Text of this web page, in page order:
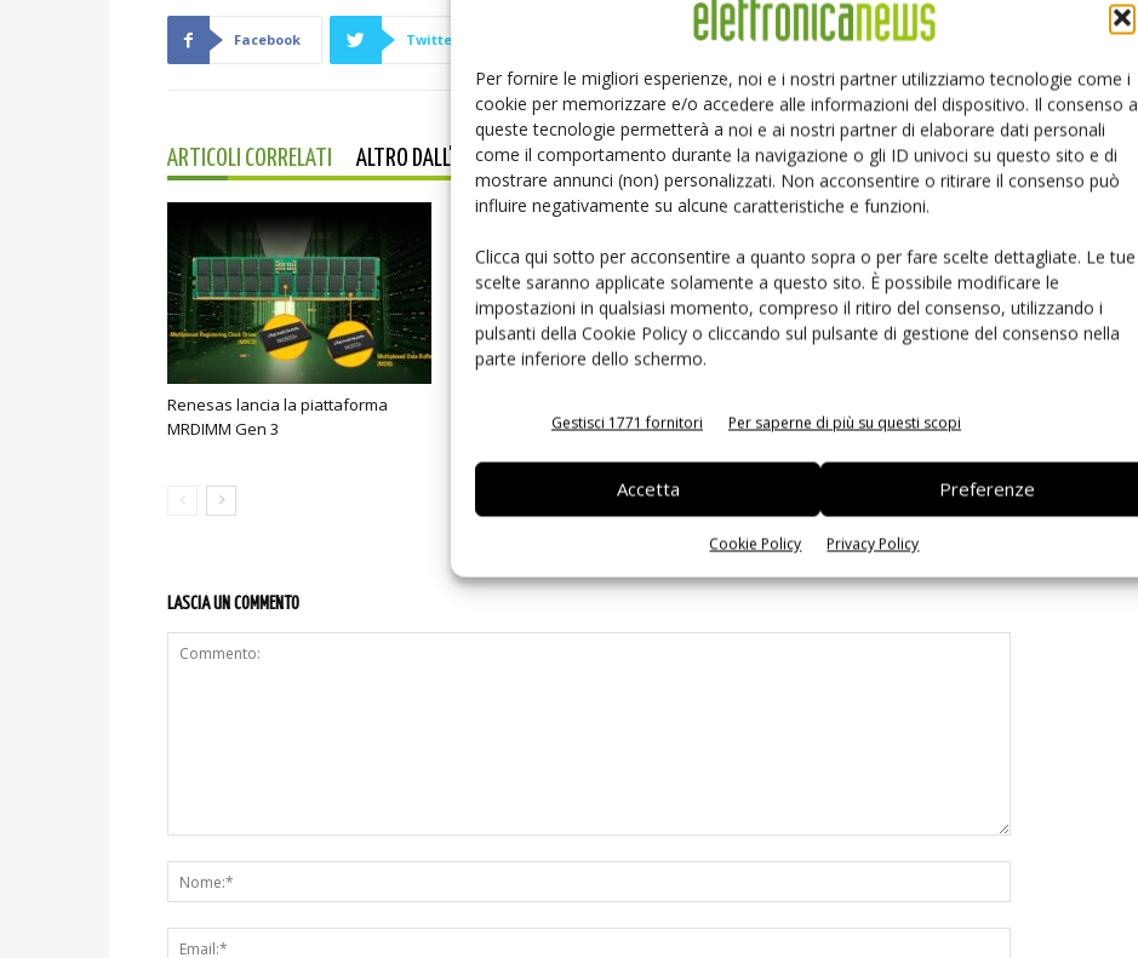
Per fornire le migliori esperienze, noi e i nostri partner utilizziamo tecnologie come i
cookie per memorizzare e/o accedere alle informazioni del dispositivo. Il consenso a
queste tecnologie permetterà a noi e ai nostri partner di elaborare dati personali
come il comportamento durante la navigazione o gli ID univoci su questo sito e di
mostrare annunci (non) personalizzati. Non acconsentire o ritirare il consenso può
influire negativamente su alcune caratteristiche e funzioni.
Clicca qui sotto per acconsentire a quanto sopra o per fare scelte dettagliate. Le tue
scelte saranno applicate solamente a questo sito. È possibile modificare le
impostazioni in qualsiasi momento, compreso il ritiro del consenso, utilizzando i
pulsanti della Cookie Policy o cliccando sul pulsante di gestione del consenso nella
parte inferiore dello schermo.
Gestisci 1771 fornitori Per saperne di più su questi scopi
Accetta Preferenze
Cookie Policy Privacy Policy
Facebook Twitter Pinterest Email
ARTICOLI CORRELATI ALTRO DALL'AUTORE
Renesas lancia la piattaforma
MRDIMM Gen 3
industriale PD-9601GCI da 90W
MPLAB XC Pro e la suite Machine
LASCIA UN COMMENTO